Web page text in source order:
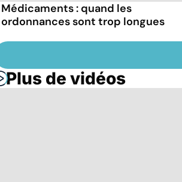
Médicaments : quand les
ordonnances sont trop longues
Plus de vidéos